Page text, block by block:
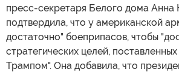
пресс-секретаря Белого дома Анна
подтвердила, что у американской
достаточно" боеприпасов, чтобы
стратегических целей,
Трампом". Она добавила, что